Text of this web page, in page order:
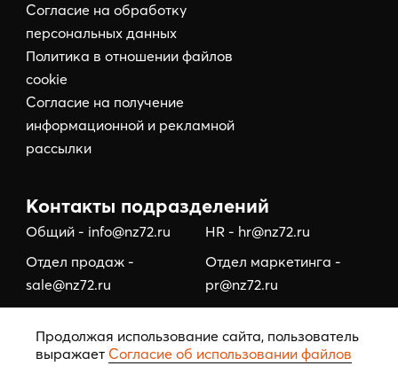
Согласие на обработку
персональных данных
Политика в отношении файлов
cookie
Согласие на получение
информационной и рекламной
рассылки
Контакты подразделений
Общий - info@nz72.ru
HR - hr@nz72.ru
Отдел продаж -
sale@nz72.ru
Отдел маркетинга -
pr@nz72.ru
недвижимости -
business@nz72.ru
подрядчиками/
тендерный отдел -
Продолжая использование сайта, пользователь
выражает Согласие об использовании файлов